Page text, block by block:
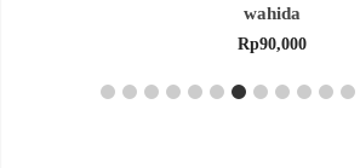
wahida
Rp90,000